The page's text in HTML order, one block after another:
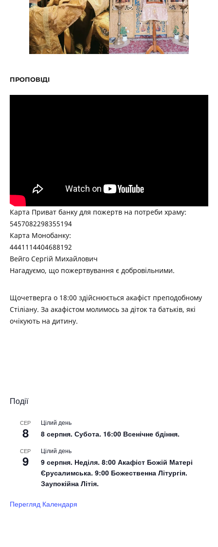
ПРОПОВІДІ
Карта Приват банку для пожертв на потреби храму:
5457082298355194
Карта Монобанку:
4441114404688192
Вейго Сергій Михайлович
Нагадуємо, що пожертвування є добровільними.
Щочетверга о 18:00 здійснюється акафіст преподобному
Стіліану. За акафістом молимось за діток та батьків, які
очікують на дитину.
Події
СЕР
8
Цілий день
8 серпня. Субота. 16:00 Всенічне бдіння.
СЕР
9
Цілий день
9 серпня. Неділя. 8:00 Акафіст Божій Матері
Єрусалимська. 9:00 Божественна Літургія.
Заупокійна Літія.
Перегляд Календаря